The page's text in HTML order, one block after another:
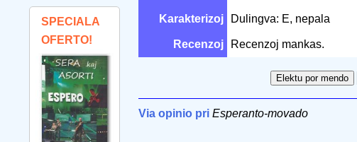
SPECIALA
OFERTO!
Karakterizoj Dulingva: E, nepala
Recenzoj Recenzoj mankas.
Via opinio pri Esperanto-movado